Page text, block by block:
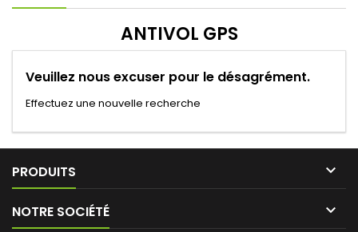
ANTIVOL GPS
Veuillez nous excuser pour le désagrément.
Effectuez une nouvelle recherche
PRODUITS 
NOTRE SOCIÉTÉ 